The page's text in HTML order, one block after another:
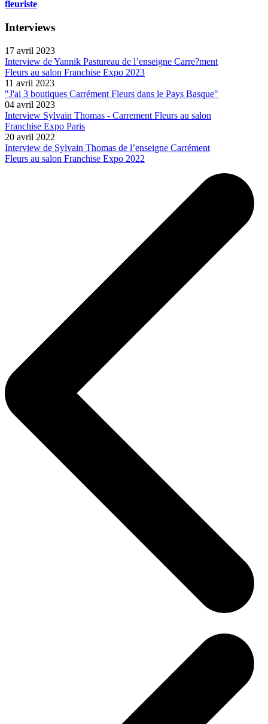
fleuriste
Interviews
17 avril 2023
Interview de Yannik Pastureau de l’enseigne Carre?ment
Fleurs au salon Franchise Expo 2023
11 avril 2023
"J'ai 3 boutiques Carrément Fleurs dans le Pays Basque"
04 avril 2023
Interview Sylvain Thomas - Carrement Fleurs au salon
Franchise Expo Paris
20 avril 2022
Interview de Sylvain Thomas de l’enseigne Carrément
Fleurs au salon Franchise Expo 2022